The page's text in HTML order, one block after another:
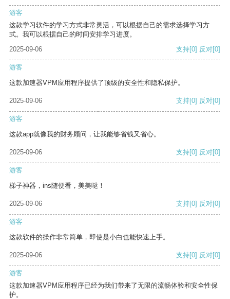
游客
这款学习软件的学习方式非常灵活，可以根据自己的需求选择学习方
式。我可以根据自己的时间安排学习进度。
2025-09-06
支持[0] 反对[0]
游客
这款加速器VPM应用程序提供了顶级的安全性和隐私保护。
2025-09-06 支持[0] 反对[0]
游客
这款app就像我的财务顾问，让我能够省钱又省心。
2025-09-06 支持[0] 反对[0]
游客
梯子神器，ins随便看，美美哒！
2025-09-06 支持[0] 反对[0]
游客
这款软件的操作非常简单，即使是小白也能快速上手。
2025-09-06 支持[0] 反对[0]
游客
这款加速器VPM应用程序已经为我们带来了无限的流畅体验和安全性保
护。